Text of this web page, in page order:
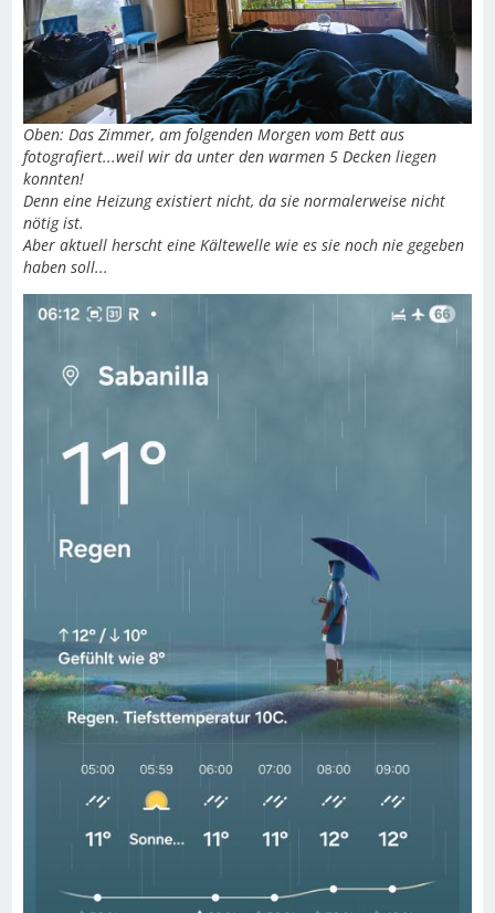
Oben: Das Zimmer, am folgenden Morgen vom Bett aus
fotografiert...weil wir da unter den warmen 5 Decken liegen
konnten!
Denn eine Heizung existiert nicht, da sie normalerweise nicht
nötig ist.
Aber aktuell herscht eine Kältewelle wie es sie noch nie gegeben
haben soll...